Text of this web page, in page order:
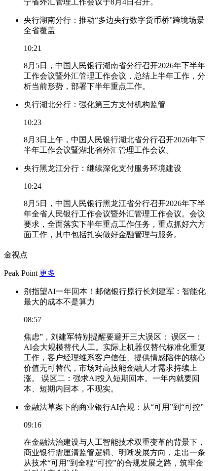
央行湖南分行：推动“多边央行数字货币桥”跨境场景
全省覆盖
10:21
8月5日，中国人民银行湖南省分行召开2026年下半年
工作会议暨外汇管理工作会议，总结上半年工作，分
析当前形势，部署下半年重点工作。
央行湖北分行：强化第三方支付机构监管
10:23
8月3日上午，中国人民银行湖北省分行召开2026年下
半年工作会议暨湖北省外汇管理工作会议。
央行黑龙江分行：继续深化支付服务环境建设
10:24
8月5日，中国人民银行黑龙江省分行召开2026年下半
年全省人民银行工作会议暨外汇管理工作会议。会议
要求，全面落实下半年重点工作任务，重点抓好六方
面工作，其中包括扎实做好金融管理与服务。
金视点
Peak Point 更多
别指望AI一年回本！邮储银行原行长刘建军：智能化
最大的成本不是算力
08:57
焦虑”，刘建军特别提醒要避开三大误区： 误区一：
AI会大规模替代人工。实际上机器仅替代标准化重复
工作，客户经理维系客户信任、提供情感陪伴的核心
价值无可替代，市场对高技能金融人才需求持续上
涨。 误区二：强求AI投入短期回本。一年内就要回
本、短期内回本，不现实。
金融法草案下的商业银行AI合规：从“可用”到“可控”
09:16
在金融法治建设与人工智能技术双重变革的背景下，
商业银行需厘清监管逻辑、明晰发展方向，走出一条
从技术“可用”到全程“可控”的合规发展之路，筑牢金